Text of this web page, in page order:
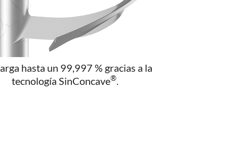
hasta un 99,997 % gracias a la
tecnología SinConcave®